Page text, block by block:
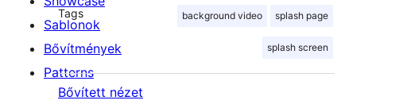
Tags background video splash page
splash screen
Bővített nézet
Sablonok
Bővítmények
Patterns